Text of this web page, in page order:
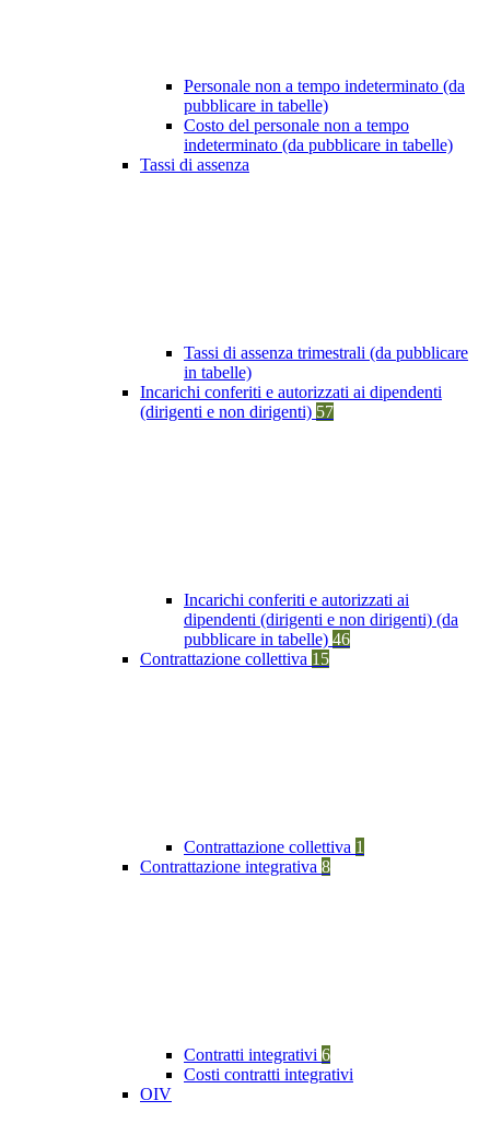
Personale non a tempo indeterminato (da
pubblicare in tabelle)
Costo del personale non a tempo
indeterminato (da pubblicare in tabelle)
Tassi di assenza
Tassi di assenza trimestrali (da pubblicare
in tabelle)
Incarichi conferiti e autorizzati ai dipendenti
(dirigenti e non dirigenti) 57
Incarichi conferiti e autorizzati ai
dipendenti (dirigenti e non dirigenti) (da
pubblicare in tabelle) 46
Contrattazione collettiva 15
Contrattazione collettiva 1
Contrattazione integrativa 8
Contratti integrativi 6
Costi contratti integrativi
OIV